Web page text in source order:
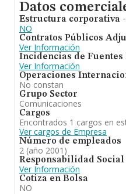
Datos
Estructura corporativa
NO
Contratos Públicos
Ver Información
Incidencias de Fuentes
Ver Información
Operaciones
No constan
Grupo Sector
Comunicaciones
Cargos
Encontrados 1 cargos en
Ver cargos de Empresa
Número de empleados
2 (año 2001)
Responsabilidad
Ver Información
Cotiza en Bolsa
NO